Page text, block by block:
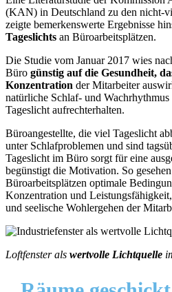
(KAN) in Deutschland zu den nicht-
zeigte bemerkenswerte Ergebnisse
Tageslichts an Büroarbeitsplätzen.
Die Studie vom Januar 2017 wies
Büro günstig auf die Gesundheit,
Konzentration der Mitarbeiter
natürliche Schlaf- und
Tageslicht aufrechterhalten.
Büroangestellte, die viel Tageslicht
unter Schlafproblemen und sind
Tageslicht im Büro sorgt für eine
begünstigt die Motivation. So
Büroarbeitsplätzen optimale
Konzentration und
und seelische Wohlergehen der
Loftfenster als wertvolle Lichtquelle